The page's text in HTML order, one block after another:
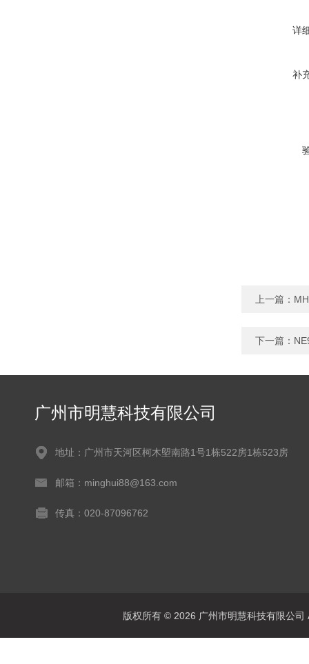
详
补
上一篇：
下一篇：
广州市明慧科技有限公司
地址：广州市天河区柯木塱南路1号1栋522房1栋523房
邮箱：minghui88@163.com
传真：020-87096762
版权所有 © 2026 广州市明慧科技有限